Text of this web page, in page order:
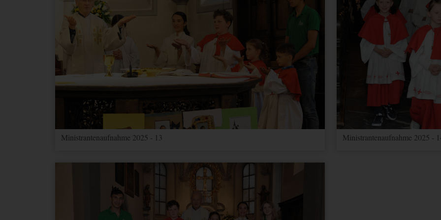
Ministrantenaufnahme 2025 - 13 Ministrantenaufnahme 2025 -